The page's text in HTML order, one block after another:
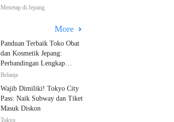
Multibahasa!
Menetap di Jepang
More
Panduan Terbaik Toko Obat
dan Kosmetik Jepang:
Perbandingan Lengkap
Diskon dari 12 Toko Farmasi
Belanja
Wajib Dimiliki! Tokyo City
Pass: Naik Subway dan Tiket
Masuk Diskon
Tokyo